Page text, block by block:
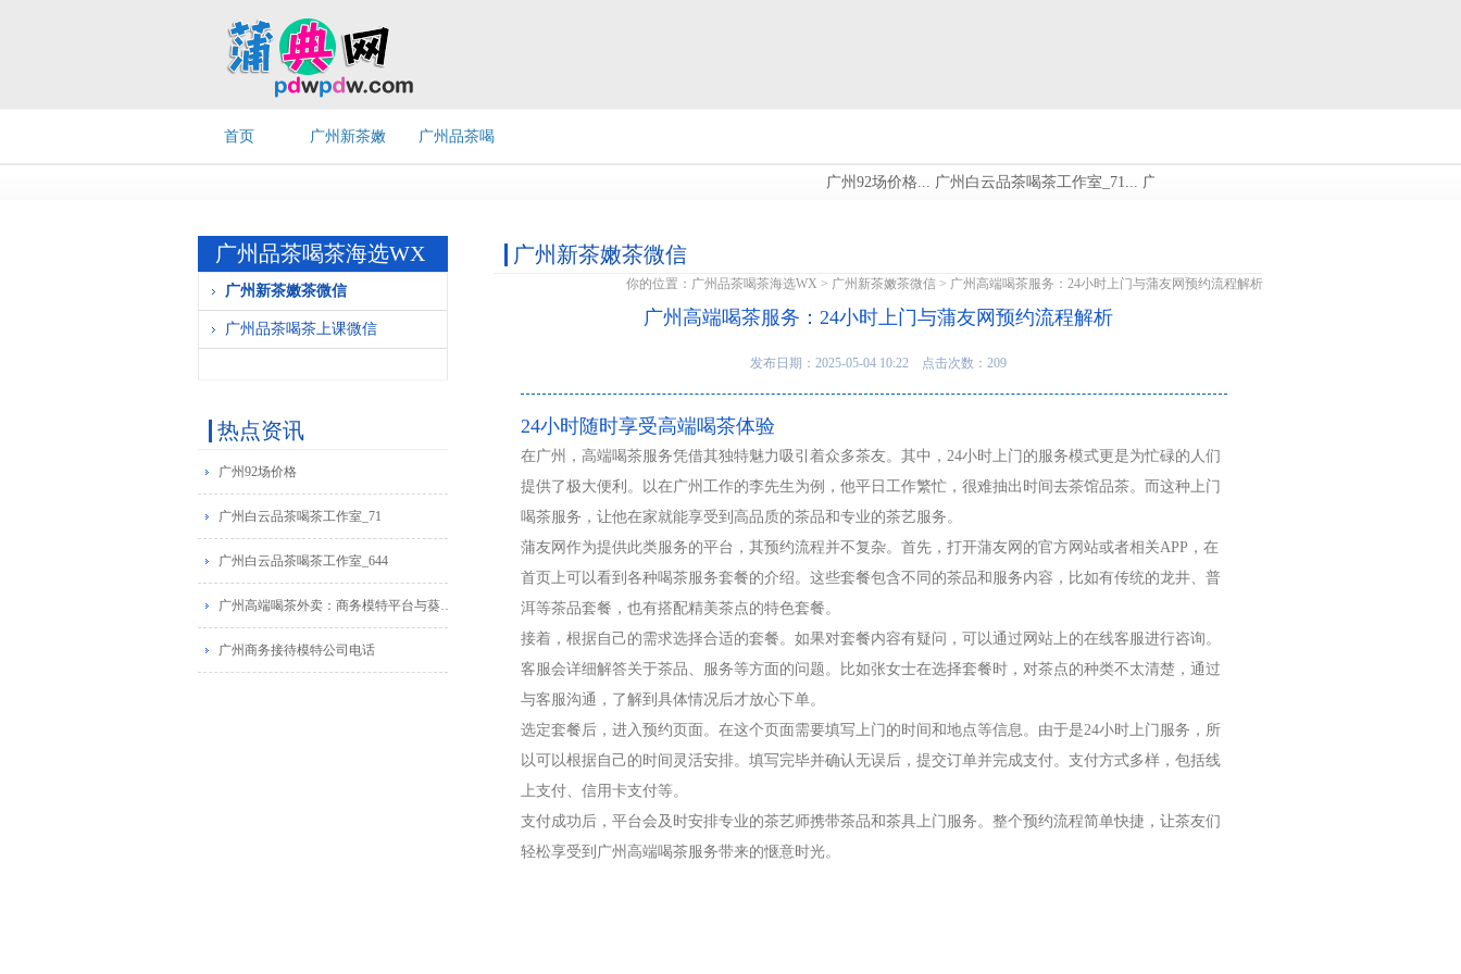
首页 广州新茶嫩 广州品茶喝
广州92场价格... 广州白云品茶喝茶工作室_71... 广州白云品茶喝茶工作室_644...
广州品茶喝茶海选WX
广州新茶嫩茶微信
广州品茶喝茶上课微信
热点资讯
广州92场价格
广州白云品茶喝茶工作室_71
广州白云品茶喝茶工作室_644
广州高端喝茶外卖：商务模特平台与葵花蒲点网广告推荐
广州商务接待模特公司电话
广州新茶嫩茶微信
你的位置： 广州品茶喝茶海选WX > 广州新茶嫩茶微信 > 广州高端喝茶服务：24小时上门与蒲友网预约流程解析
广州高端喝茶服务：24小时上门与蒲友网预约流程解析
发布日期：2025-05-04 10:22 点击次数：209
24小时随时享受高端喝茶体验
在广州，高端喝茶服务凭借其独特魅力吸引着众多茶友。其中，24小时上门的服务模式更是为忙碌的人们
提供了极大便利。以在广州工作的李先生为例，他平日工作繁忙，很难抽出时间去茶馆品茶。而这种上门
喝茶服务，让他在家就能享受到高品质的茶品和专业的茶艺服务。
蒲友网作为提供此类服务的平台，其预约流程并不复杂。首先，打开蒲友网的官方网站或者相关APP，在
首页上可以看到各种喝茶服务套餐的介绍。这些套餐包含不同的茶品和服务内容，比如有传统的龙井、普
洱等茶品套餐，也有搭配精美茶点的特色套餐。
接着，根据自己的需求选择合适的套餐。如果对套餐内容有疑问，可以通过网站上的在线客服进行咨询。
客服会详细解答关于茶品、服务等方面的问题。比如张女士在选择套餐时，对茶点的种类不太清楚，通过
与客服沟通，了解到具体情况后才放心下单。
选定套餐后，进入预约页面。在这个页面需要填写上门的时间和地点等信息。由于是24小时上门服务，所
以可以根据自己的时间灵活安排。填写完毕并确认无误后，提交订单并完成支付。支付方式多样，包括线
上支付、信用卡支付等。
支付成功后，平台会及时安排专业的茶艺师携带茶品和茶具上门服务。整个预约流程简单快捷，让茶友们
轻松享受到广州高端喝茶服务带来的惬意时光。